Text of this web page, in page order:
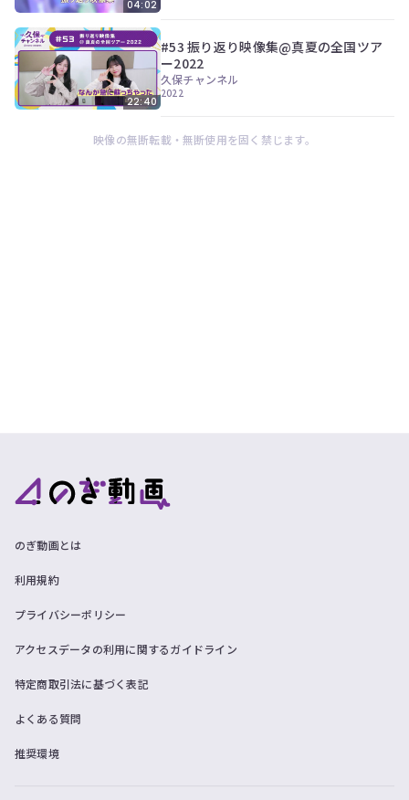
04:02
22:40
#53 振り返り映像集@真夏の全国ツア
ー2022
久保チャンネル
2022
映像の無断転載・無断使用を固く禁じます。
のぎ動画とは
利用規約
プライバシーポリシー
アクセスデータの利用に関するガイドライン
特定商取引法に基づく表記
よくある質問
推奨環境